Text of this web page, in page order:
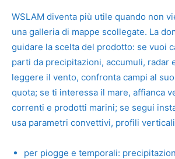
WSLAM diventa più utile quando non
una galleria di mappe scollegate. La
guidare la scelta del prodotto: se vuoi
parti da precipitazioni, accumuli, radar
leggere il vento, confronta campi al
quota; se ti interessa il mare, affianca
correnti e prodotti marini; se segui
usa parametri convettivi, profili
per piogge e temporali: